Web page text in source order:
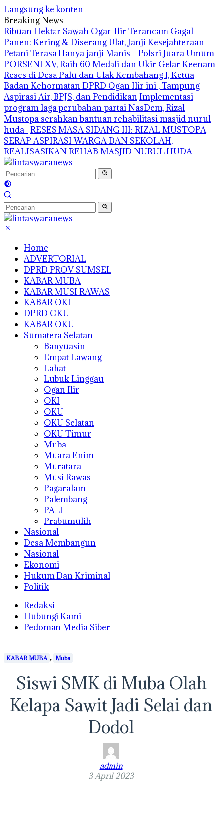
Langsung ke konten
Breaking News
Ribuan Hektar Sawah Ogan Ilir Terancam Gagal
Panen: Kering & Diserang Ulat, Janji Kesejahteraan
Petani Terasa Hanya janji Manis
Polsri Juara Umum
PORSENI XV, Raih 60 Medali dan Ukir Gelar Keenam
Reses di Desa Palu dan Ulak Kembahang I, Ketua
Badan Kehormatan DPRD Ogan Ilir ini , Tampung
Aspirasi Air, BPJS, dan PendidikanImplementasi
program laga perubahan partai NasDem, Rizal
Mustopa serahkan bantuan rehabilitasi masjid nurul
huda RESES MASA SIDANG III: RIZAL MUSTOPA
SERAP ASPIRASI WARGA DAN SEKOLAH,
REALISASIKAN REHAB MASJID NURUL HUDA
Home
ADVERTORIAL
DPRD PROV SUMSEL
KABAR MUBA
KABAR MUSI RAWAS
KABAR OKI
DPRD OKU
KABAR OKU
Sumatera Selatan
Banyuasin
Empat Lawang
Lahat
Lubuk Linggau
Ogan Ilir
OKI
OKU
OKU Selatan
OKU Timur
Muba
Muara Enim
Muratara
Musi Rawas
Pagaralam
Palembang
PALI
Prabumulih
Nasional
Desa Membangun
Nasional
Ekonomi
Hukum Dan Kriminal
Politik
Redaksi
Hubungi Kami
Pedoman Media Siber
KABAR MUBA , Muba
Siswi SMK di Muba Olah
Kelapa Sawit Jadi Selai dan
Dodol
admin
3 April 2023